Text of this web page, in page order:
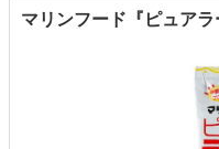
マリンフード『ピュアラ